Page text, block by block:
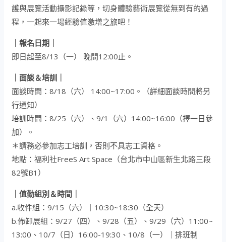
護與展覽活動攝影記錄等，切身體驗藝術展覽從無到有的過
程，一起來一場經驗值激增之旅吧！
｜報名日期｜
即日起至8/13（一） 晚間12:00止。
｜面談＆培訓｜
面談時間：8/18（六） 14:00~17:00。（詳細面談時間將另
行通知）
培訓時間：8/25（六）、9/1（六）14:00~16:00（擇一日參
加）。
＊請務必參加志工培訓，否則不具志工資格。
地點：福利社FreeS Art Space（台北市中山區新生北路三段
82號B1）
｜值勤組別＆時間｜
a.收件組：9/15（六）｜10:30~18:30（全天）
b.佈卸展組：9/27（四）、9/28（五）、9/29（六）11:00~
13:00、10/7（日）16:00-19:30、10/8（一）｜排班制